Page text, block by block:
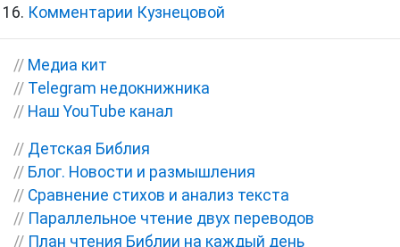
Комментарии Кузнецовой
// Медиа кит
// Telegram недокнижника
// Наш YouTube канал
// Детская Библия
// Блог. Новости и размышления
// Сравнение стихов и анализ текста
// Параллельное чтение двух переводов
// План чтения Библии на каждый день